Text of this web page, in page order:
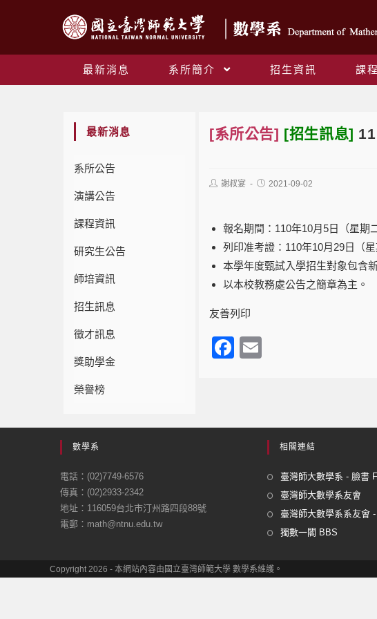
最新消息 系所簡介 招生資訊 課
最新消息
系所公告
演講公告
課程資訊
研究生公告
師培資訊
招生訊息
徵才訊息
獎助學金
榮譽榜
[系所公告] [招生訊息]
謝叔宴 2021-09-02
報名期間：110年10月5日（星期
列印准考證：110年10月29日（
本學年度甄試入學招生對象包含
以本校教務處公告之簡章為主。
友善列印
F
b
數學系
電話：(02)7749-6576
傳真：(02)2933-2342
地址：116059台北市汀州路四段88號
電郵：math@ntnu.edu.tw
相關連結
臺灣師大數學系 - 臉書
臺灣師大數學系友會
臺灣師大數學系系友會
獨數一閣 BBS
Copyright 2026 - 本網站內容由國立臺灣師範大學 數學系維護。